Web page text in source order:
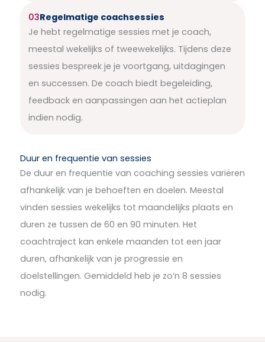
03Regelmatige coachsessies
Je hebt regelmatige sessies met je coach,
meestal wekelijks of tweewekelijks. Tijdens deze
sessies bespreek je je voortgang, uitdagingen
en successen. De coach biedt begeleiding,
feedback en aanpassingen aan het actieplan
indien nodig.
Duur en frequentie van sessies
De duur en frequentie van coaching sessies variëren
afhankelijk van je behoeften en doelen. Meestal
vinden sessies wekelijks tot maandelijks plaats en
duren ze tussen de 60 en 90 minuten. Het
coachtraject kan enkele maanden tot een jaar
duren, afhankelijk van je progressie en
doelstellingen. Gemiddeld heb je zo’n 8 sessies
nodig.